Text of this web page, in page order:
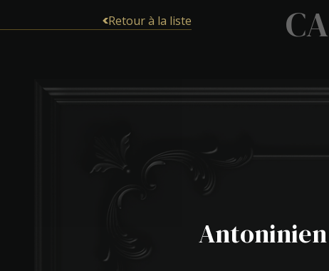
Retour à la liste